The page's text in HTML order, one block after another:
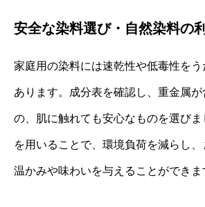
安全な染料選び・自然染料の
家庭用の染料には速乾性や低毒性を
あります。成分表を確認し、重金属
の、肌に触れても安心なものを選び
を用いることで、環境負荷を減らし
温かみや味わいを与えることができま